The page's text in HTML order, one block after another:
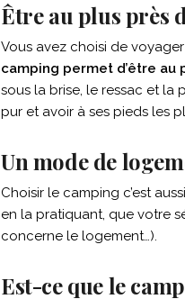
Être au plus près
Vous avez choisi de
camping permet d’être au
sous la brise, le ressac et la
pur et avoir à ses pieds les
Un mode de
Choisir le camping c’est aussi
en la pratiquant, que votre
concerne le logement…).
Est-ce que le